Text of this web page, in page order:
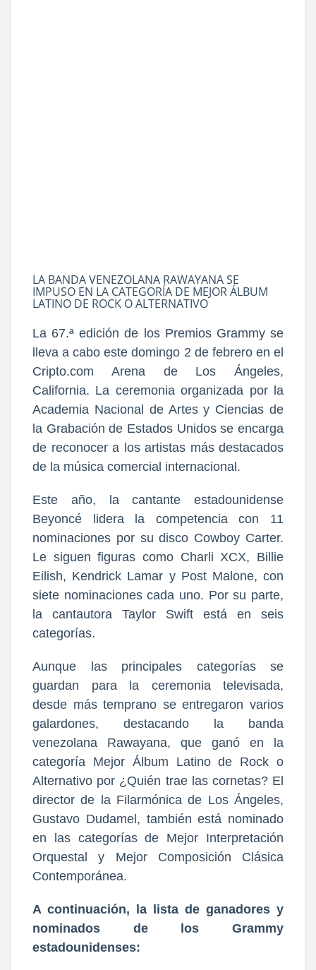
LA BANDA VENEZOLANA RAWAYANA SE
IMPUSO EN LA CATEGORÍA DE MEJOR ÁLBUM
LATINO DE ROCK O ALTERNATIVO
La 67.ª edición de los Premios Grammy se
lleva a cabo este domingo 2 de febrero en el
Cripto.com Arena de Los Ángeles,
California. La ceremonia organizada por la
Academia Nacional de Artes y Ciencias de
la Grabación de Estados Unidos se encarga
de reconocer a los artistas más destacados
de la música comercial internacional.
Este año, la cantante estadounidense
Beyoncé lidera la competencia con 11
nominaciones por su disco Cowboy Carter.
Le siguen figuras como Charli XCX, Billie
Eilish, Kendrick Lamar y Post Malone, con
siete nominaciones cada uno. Por su parte,
la cantautora Taylor Swift está en seis
categorías.
Aunque las principales categorías se
guardan para la ceremonia televisada,
desde más temprano se entregaron varios
galardones, destacando la banda
venezolana Rawayana, que ganó en la
categoría Mejor Álbum Latino de Rock o
Alternativo por ¿Quién trae las cornetas? El
director de la Filarmónica de Los Ángeles,
Gustavo Dudamel, también está nominado
en las categorías de Mejor Interpretación
Orquestal y Mejor Composición Clásica
Contemporánea.
A continuación, la lista de ganadores y
nominados de los Grammy
estadounidenses: